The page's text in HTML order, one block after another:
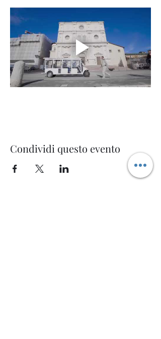
Condividi questo evento